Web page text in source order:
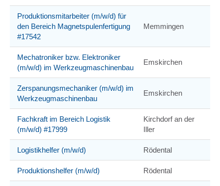
Produktionsmitarbeiter (m/w/d) für
den Bereich Magnetspulenfertigung
#17542
Memmingen
Mechatroniker bzw. Elektroniker
(m/w/d) im Werkzeugmaschinenbau
Emskirchen
Zerspanungsmechaniker (m/w/d) im
Werkzeugmaschinenbau
Emskirchen
Fachkraft im Bereich Logistik
(m/w/d) #17999
Kirchdorf an der
Iller
Logistikhelfer (m/w/d) Rödental
Produktionshelfer (m/w/d) Rödental